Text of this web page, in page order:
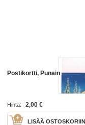
Postikortti, Punainen Risti
Hinta: 2,00 €
LISÄÄ OSTOSKORIIN